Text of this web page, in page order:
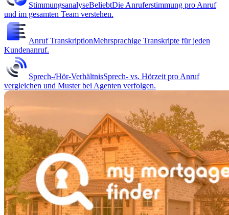
StimmungsanalyseBeliebtDie Anruferstimmung pro Anruf
und im gesamten Team verstehen.
Anruf TranskriptionMehrsprachige Transkripte für jeden
Kundenanruf.
Sprech-/Hör-VerhältnisSprech- vs. Hörzeit pro Anruf
vergleichen und Muster bei Agenten verfolgen.